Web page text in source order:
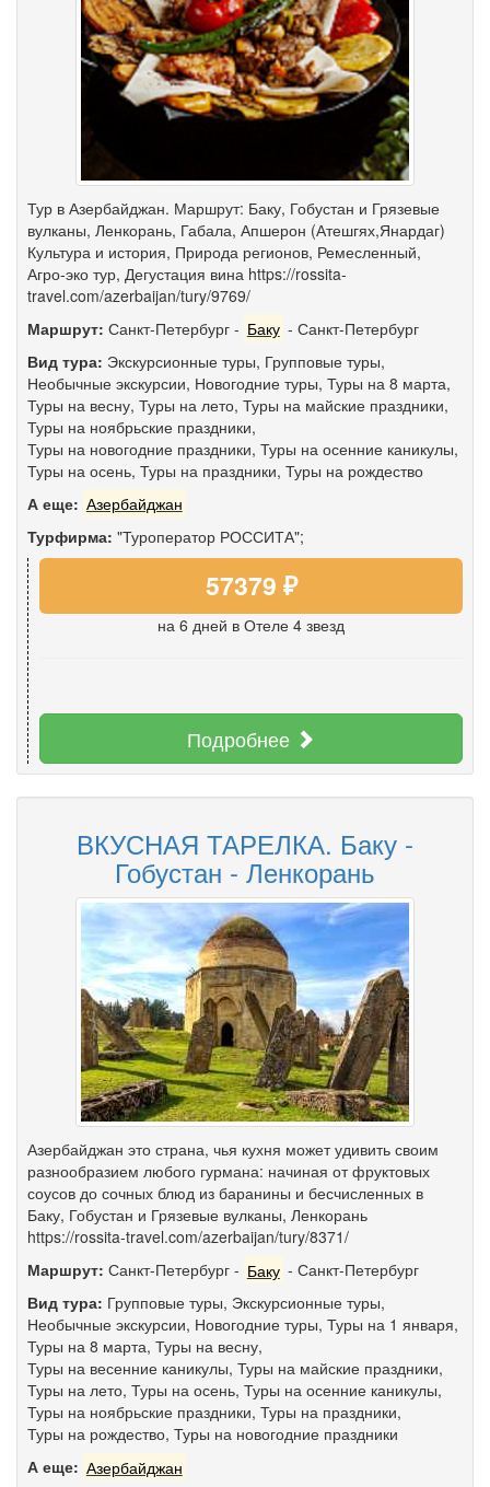
Тур в Азербайджан. Маршрут: Баку, Гобустан и Грязевые
вулканы, Ленкорань, Габала, Апшерон (Атешгях,Янардаг)
Культура и история, Природа регионов, Ремесленный,
Агро-эко тур, Дегустация вина https://rossita-
travel.com/azerbaijan/tury/9769/
Маршрут: Санкт-Петербург - Баку - Санкт-Петербург
Вид тура: Экскурсионные туры, Групповые туры,
Необычные экскурсии, Новогодние туры, Туры на 8 марта,
Туры на весну, Туры на лето, Туры на майские праздники,
Туры на ноябрьские праздники,
Туры на новогодние праздники, Туры на осенние каникулы,
Туры на осень, Туры на праздники, Туры на рождество
А еще: Азербайджан
Турфирма: "Туроператор РОССИТА";
57379 ₽
на 6 дней в Отеле 4 звезд
Подробнее
ВКУСНАЯ ТАРЕЛКА. Баку -
Гобустан - Ленкорань
Азербайджан это страна, чья кухня может удивить своим
разнообразием любого гурмана: начиная от фруктовых
соусов до сочных блюд из баранины и бесчисленных в
Баку, Гобустан и Грязевые вулканы, Ленкорань
https://rossita-travel.com/azerbaijan/tury/8371/
Маршрут: Санкт-Петербург - Баку - Санкт-Петербург
Вид тура: Групповые туры, Экскурсионные туры,
Необычные экскурсии, Новогодние туры, Туры на 1 января,
Туры на 8 марта, Туры на весну,
Туры на весенние каникулы, Туры на майские праздники,
Туры на лето, Туры на осень, Туры на осенние каникулы,
Туры на ноябрьские праздники, Туры на праздники,
Туры на рождество, Туры на новогодние праздники
А еще: Азербайджан